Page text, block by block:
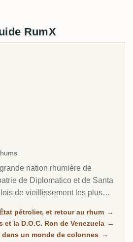
RumX
nation rhumière de
de Diplomatico et de Santa
de vieillissement les plus
Bâti à partir de mélasse et de
sur alambics pot et batch
pétrolier, et retour au rhum →
et la D.O.C. Ron de Venezuela →
un monde de colonnes →